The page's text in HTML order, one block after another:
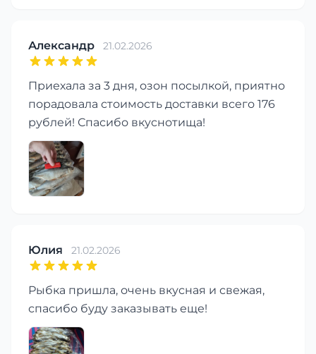
Александр 21.02.2026
Приехала за 3 дня, озон посылкой, приятно
порадовала стоимость доставки всего 176
рублей! Спасибо вкуснотища!
Юлия 21.02.2026
Рыбка пришла, очень вкусная и свежая,
спасибо буду заказывать еще!